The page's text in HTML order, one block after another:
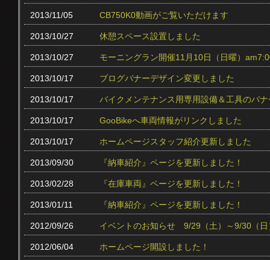
2013/11/05 CB750K0動画がご覧いただけます
2013/10/27 休憩スペース設置しました
2013/10/27 モーニングラン開催11月10日（日曜）
2013/10/17 ブログバナーデザイン変更しました
2013/10/17 バイクメンテナンス用専用設備＆工具のバ
2013/10/17 GooBikeへ車両情報がリンクしました
2013/10/17 ホームページスタッフ紹介更新しました
2013/09/30 『納車紹介』ページを更新しました！
2013/02/28 『在庫車両』ページを更新しました！
2013/01/11 『納車紹介』ページを更新しました！
2012/09/26 イベントのお知らせ 9/29（土）～9/30（日
2012/06/04 ホームページ開設しました！